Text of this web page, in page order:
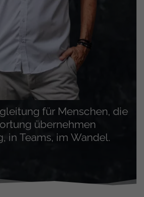
für Menschen, die
übernehmen
in Teams, im Wandel.